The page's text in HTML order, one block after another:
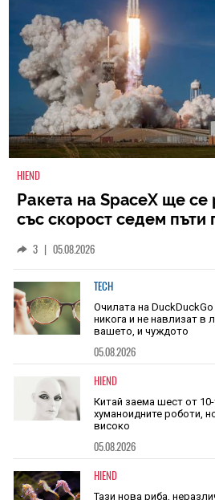
HIEND
Ракета на SpaceX ще се
със скорост седем пъти
3 | 05.08.2026
TECH
Очилата на
никога и не навлизат в
вашето, и чуждото
05.08.2026
HIEND
Китай заема шест от
хуманоидните роботи,
високо
05.08.2026
HIEND
Тази нова риба,